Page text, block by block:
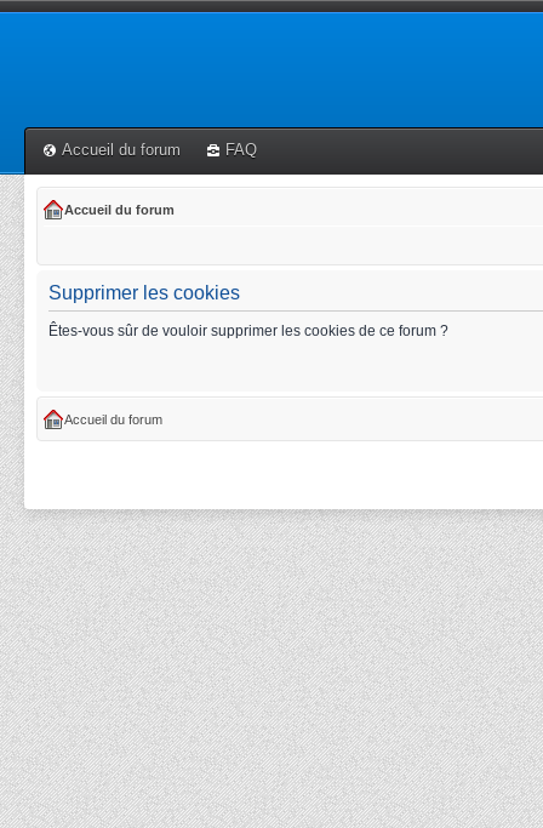
Accueil du forum FAQ
Accueil du forum
Supprimer les cookies
Êtes-vous sûr de vouloir supprimer les cookies de ce forum ?
Accueil du forum